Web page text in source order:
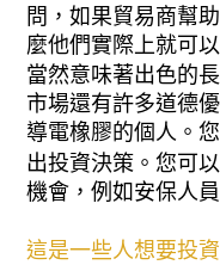
問，如果貿易商幫
麼他們實際上就可
當然意味著出色的
市場還有許多道德
導電橡膠的個人。
出投資決策。您可
機會，例如安保人
這是一些人想要投